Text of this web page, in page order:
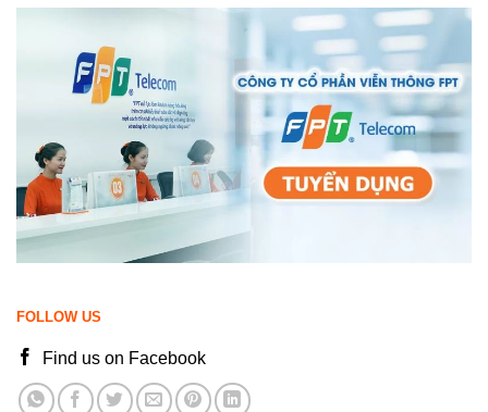
FOLLOW US
Find us on Facebook